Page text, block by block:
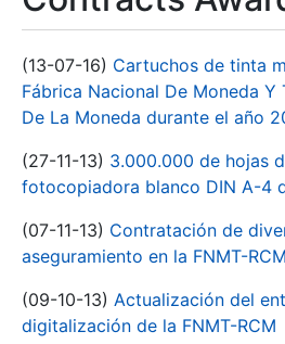
(13-07-16) Cartuchos de tinta
Fábrica Nacional De Moneda Y
De La Moneda durante el año
(27-11-13) 3.000.000 de hojas
fotocopiadora blanco DIN A-4
(07-11-13) Contratación de
aseguramiento en la FNMT-RCM
(09-10-13) Actualización del
digitalización de la FNMT-RCM